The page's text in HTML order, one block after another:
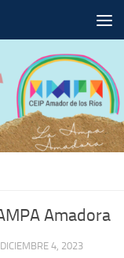
Amadora
DICIEMBRE 4, 2023